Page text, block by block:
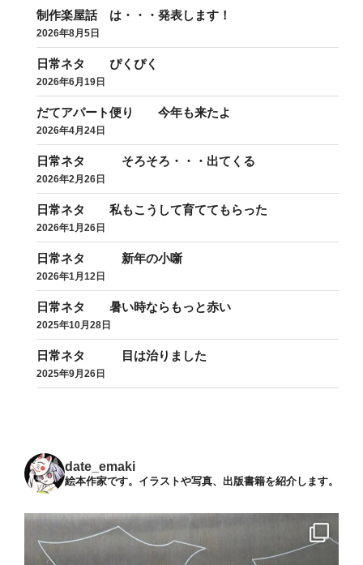
制作楽屋話 は・・・発表します！
2026年8月5日
日常ネタ ぴくぴく
2026年6月19日
だてアパート便り 今年も来たよ
2026年4月24日
日常ネタ そろそろ・・・出てくる
2026年2月26日
日常ネタ 私もこうして育ててもらった
2026年1月26日
日常ネタ 新年の小噺
2026年1月12日
日常ネタ 暑い時ならもっと赤い
2025年10月28日
日常ネタ 目は治りました
2025年9月26日
date_emaki
絵本作家です。イラストや写真、出版書籍を紹介します。